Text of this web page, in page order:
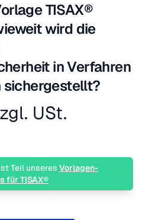
TISAX®
wird die
in Verfahren
sichergestellt?
USt.
Teil unseres Vorlagen-
für TISAX®